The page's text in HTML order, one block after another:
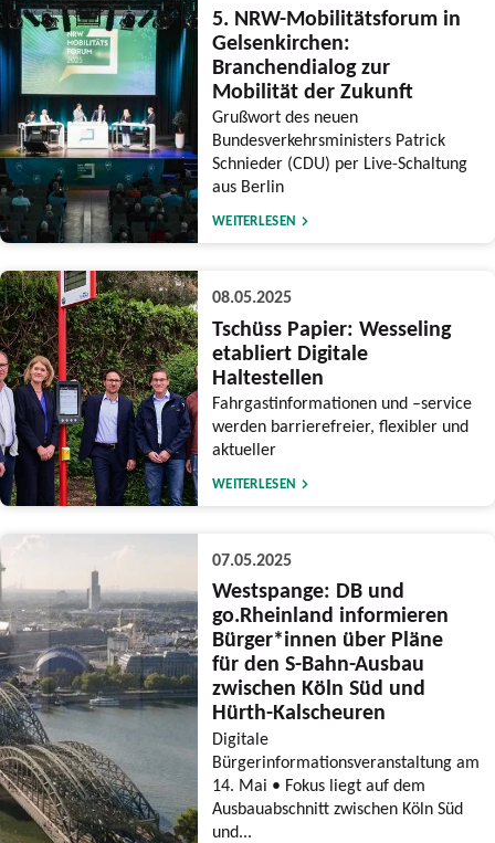
5. NRW-Mobilitätsforum in
Gelsenkirchen:
Branchendialog zur
Mobilität der Zukunft
Grußwort des neuen
Bundesverkehrsministers Patrick
Schnieder (CDU) per Live-Schaltung
aus Berlin
WEITERLESEN
08.05.2025
Tschüss Papier: Wesseling
etabliert Digitale
Haltestellen
Fahrgastinformationen und –service
werden barrierefreier, flexibler und
aktueller
WEITERLESEN
07.05.2025
Westspange: DB und
go.Rheinland informieren
Bürger*innen über Pläne
für den S-Bahn-Ausbau
zwischen Köln Süd und
Hürth-Kalscheuren
Digitale
Bürgerinformationsveranstaltung am
14. Mai • Fokus liegt auf dem
Ausbauabschnitt zwischen Köln Süd
und...